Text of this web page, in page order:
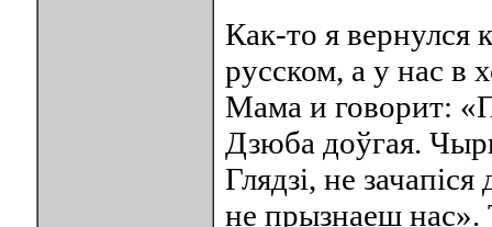
Как-то я вернулся
русском, а у нас в
Мама и говорит:
Дзюба доўгая.
Глядзі, не
не прызнаеш нас».